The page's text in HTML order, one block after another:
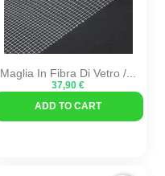
Maglia In Fibra Di Vetro /...
37,90 €
ADD TO CART